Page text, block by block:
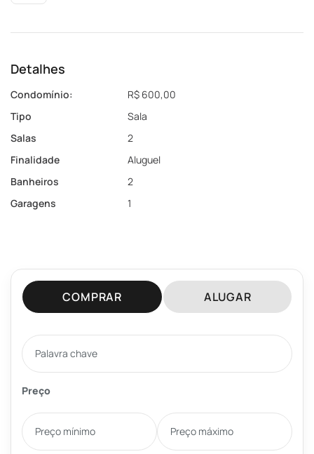
Detalhes
Condomínio:
R$ 600,00
Tipo
Sala
Salas
2
Finalidade
Aluguel
Banheiros
2
Garagens
1
COMPRAR ALUGAR
Preço